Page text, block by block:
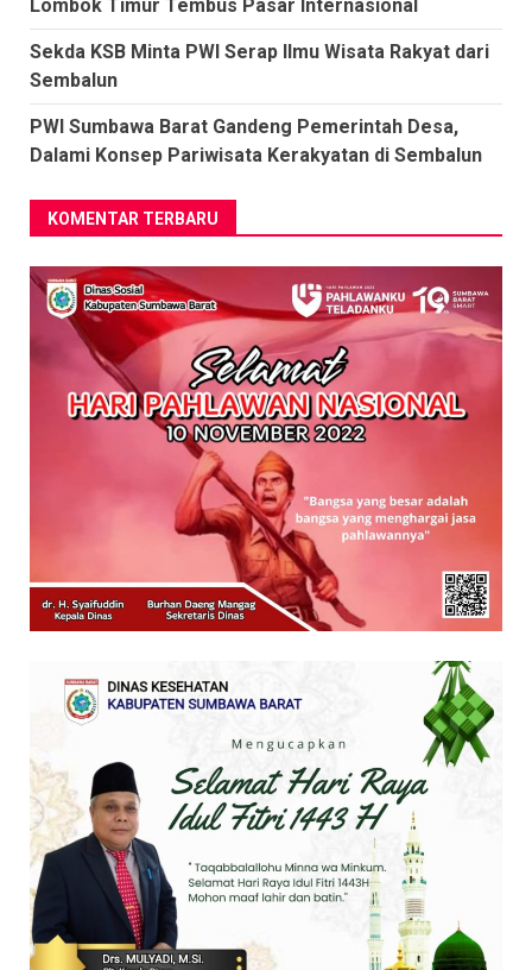
Lombok Timur Tembus Pasar Internasional
Sekda KSB Minta PWI Serap Ilmu Wisata Rakyat dari
Sembalun
PWI Sumbawa Barat Gandeng Pemerintah Desa,
Dalami Konsep Pariwisata Kerakyatan di Sembalun
KOMENTAR TERBARU